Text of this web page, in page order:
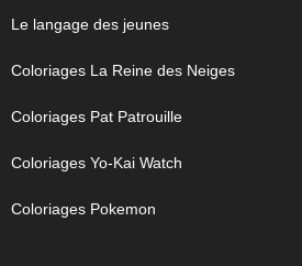
Le langage des jeunes
Coloriages La Reine des Neiges
Coloriages Pat Patrouille
Coloriages Yo-Kai Watch
Coloriages Pokemon